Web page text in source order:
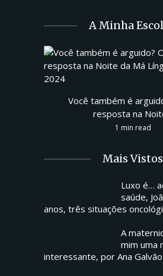
A Minha
Você também é
resposta na
1 min read
Mais Vistos
Luxo é…
saúde,
anos, três situações
A
mim uma
interessante, por Ana Galvão